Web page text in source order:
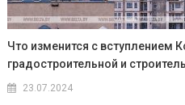
Что изменится с вступлением
градостроительной и
23.07.2024